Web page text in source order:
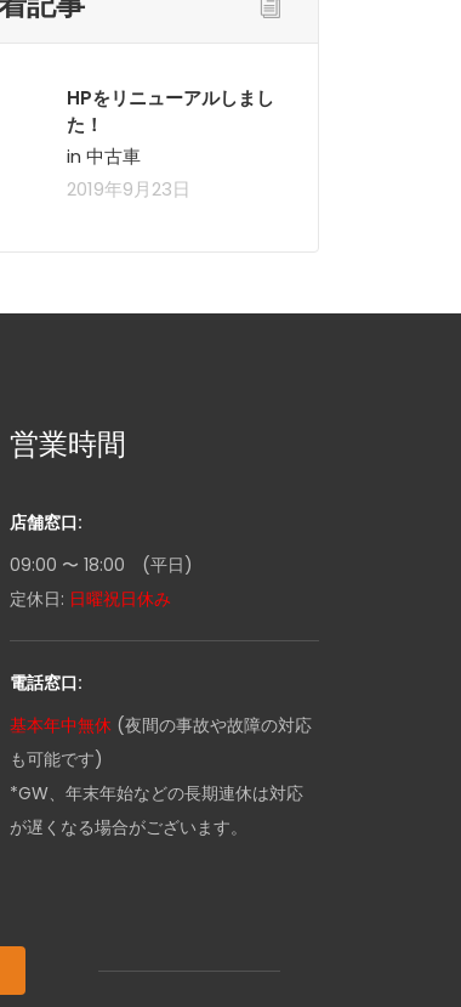
HPをリニューアルしまし
た！
in 中古車
2019年9月23日
営業時間
店舗窓口:
09:00 〜 18:00 (平日)
定休日: 日曜祝日休み
電話窓口:
基本年中無休 (夜間の事故や故障の対応
も可能です)
*GW、年末年始などの長期連休は対応
が遅くなる場合がございます。